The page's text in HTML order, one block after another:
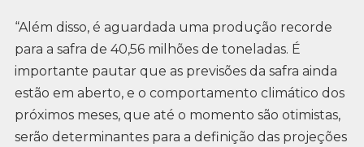
“Além disso, é aguardada uma produção recorde
para a safra de 40,56 milhões de toneladas. É
importante pautar que as previsões da safra ainda
estão em aberto, e o comportamento climático dos
próximos meses, que até o momento são otimistas,
serão determinantes para a definição das projeções